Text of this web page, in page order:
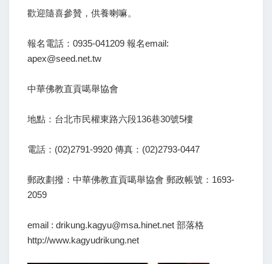
歡迎隨喜參贊，供養喇嘛。
報名電話：0935-041209 報名email:
apex@seed.net.tw
中華佛教直貢噶舉協會
地點：台北市民權東路六段136巷30號5樓
電話：(02)2791-9920 傳真：(02)2793-0447
郵政劃撥：中華佛教直貢噶舉協會 郵政帳號：1693-
2059
email : drikung.kagyu@msa.hinet.net 部落格
http://www.kagyudrikung.net